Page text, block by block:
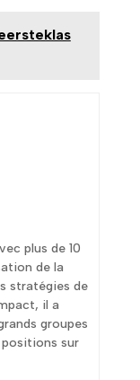
plus de 10
de la
stratégies de
il a
groupes
positions sur